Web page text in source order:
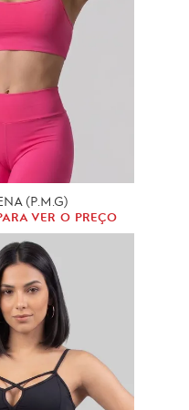
(P.M.G)
VER O PREÇO